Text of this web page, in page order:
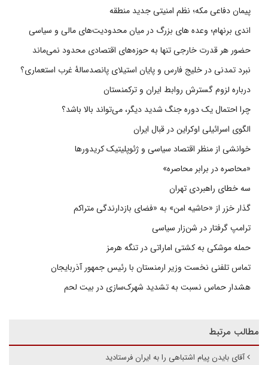
پیمان دفاعی مکه؛ نظم امنیتی جدید منطقه
اندی برنهام؛ وعده های بزرگ در میان محدودیت‌های مالی و سیاسی
حضور هر قدرت خارجی تنها به حوزه‌های اقتصادی محدود نمی‌ماند
نبرد تمدنی در خلیج فارس و پایان استیلای پانصدسالۀ غرب استعماری؟
درباره لزوم گسترش روابط ایران و ترکمنستان
چرا احتمال یک دوره جنگ شدید دیگر، می‌تواند بالا باشد؟
الگوی اسرائیلی اوکراین در قبال ایران
خوانشی از منظر اقتصاد سیاسی و ژئوپلیتیک کریدورها
«محاصره در برابر محاصره»
سه خطای راهبردی تهران
گذار خزر از «حاشیه امن» به «فضای بازدارندگی متراکم
ترامپ گرفتار در شن‌زار سیاسی
حمله موشکی به کشتی اماراتی در تنگه هرمز
تماس تلفنی نخست وزیر ارمنستان با رئیس جمهور آذربایجان
هشدار حماس نسبت به تشدید شهرک‌سازی در بیت‌ لحم
مطالب مرتبط
آقای بایدن پیام اشتباهی را به ایران فرستادید